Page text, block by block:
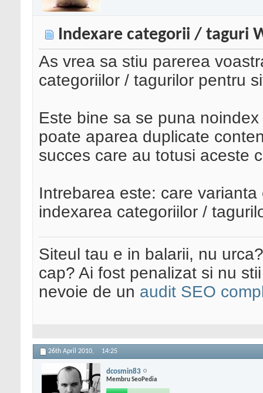
Indexare categorii / taguri
As vrea sa stiu parerea
categoriilor / tagurilor pentru
Este bine sa se puna
poate aparea duplicate
succes care au totusi aceste
Intrebarea este: care
indexarea categoriilor /
Siteul tau e in balarii, nu
cap? Ai fost penalizat si nu
nevoie de un audit SEO
26th April 2010, 14:25
dcosmin83
Membru SeoPedia